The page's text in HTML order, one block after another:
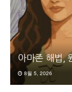
아마존 해법,
8월 5, 2026